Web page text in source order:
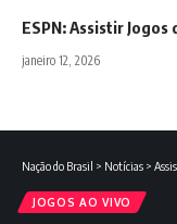
ESPN: Assistir
janeiro 12, 2026
Nação do Brasil > Notícias >
JOGOS AO VIVO